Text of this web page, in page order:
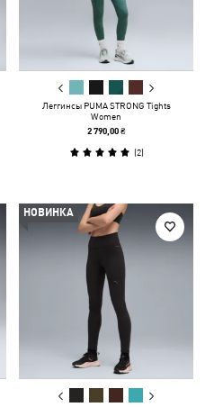
Леггинсы PUMA STRONG Tights
Women
2 790,00 ₴
(2)
НОВИНКА